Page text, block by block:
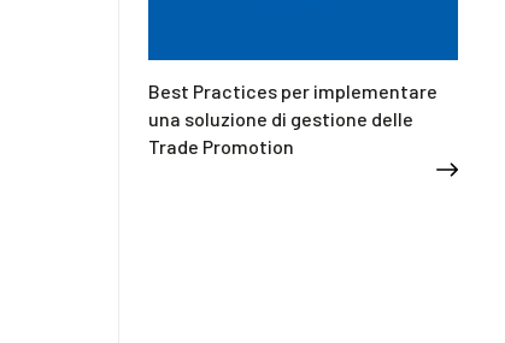
Best Practices per implementare
una soluzione di gestione delle
Trade Promotion